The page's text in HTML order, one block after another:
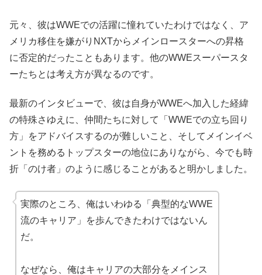
元々、彼はWWEでの活躍に憧れていたわけではなく、ア
メリカ移住を嫌がりNXTからメインロースターへの昇格
に否定的だったこともあります。他のWWEスーパースタ
ーたちとは考え方が異なるのです。
最新のインタビューで、彼は自身がWWEへ加入した経緯
の特殊さゆえに、仲間たちに対して「WWEでの立ち回り
方」をアドバイスするのが難しいこと、そしてメインイベ
ントを務めるトップスターの地位にありながら、今でも時
折「のけ者」のように感じることがあると明かしました。
実際のところ、俺はいわゆる「典型的なWWE
流のキャリア」を歩んできたわけではないん
だ。
なぜなら、俺はキャリアの大部分をメインス